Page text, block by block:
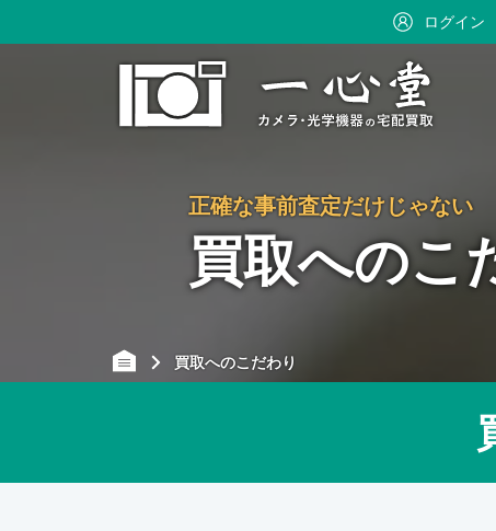
ログイン
正確な事前査定だけじゃない
買取へのこ
買取へのこだわり